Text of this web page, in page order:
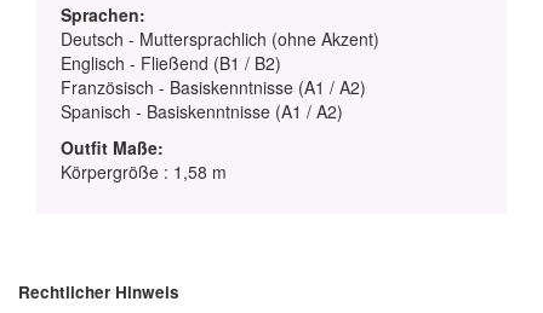
Sprachen:
Deutsch - Muttersprachlich (ohne Akzent)
Englisch - Fließend (B1 / B2)
Französisch - Basiskenntnisse (A1 / A2)
Spanisch - Basiskenntnisse (A1 / A2)
Outfit Maße:
Körpergröße : 1,58 m
Rechtlicher Hinweis